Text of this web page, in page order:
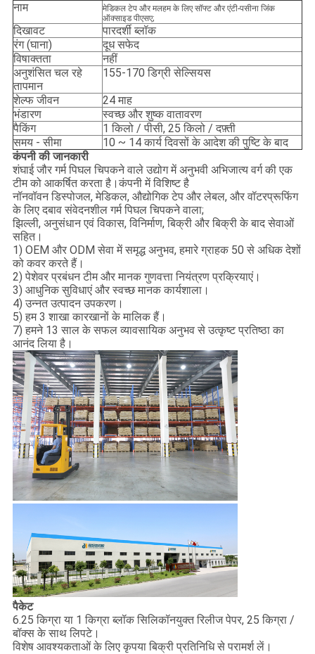
नाम
मेडिकल टेप और मलहम के लिए सॉफ्ट और एंटी-पसीना जिंक
ऑक्साइड पीएसए;
दिखावट
पारदर्शी ब्लॉक
रंग (घाना)
दूध सफेद
विषाक्तता
नहीं
अनुशंसित चल रहे
तापमान
155-170 डिग्री सेल्सियस
शेल्फ जीवन
24 माह
भंडारण
स्वच्छ और शुष्क वातावरण
पैकिंग
1 किलो / पीसी, 25 किलो / दफ़्ती
समय - सीमा
10 ~ 14 कार्य दिवसों के आदेश की पुष्टि के बाद
कंपनी की जानकारी
शंघाई जौर गर्म पिघल चिपकने वाले उद्योग में अनुभवी अभिजात्य वर्ग की एक
टीम को आकर्षित करता है।कंपनी में विशिष्ट है
नॉनवॉवन डिस्पोजल, मेडिकल, औद्योगिक टेप और लेबल, और वॉटरप्रूफिंग
के लिए दबाव संवेदनशील गर्म पिघल चिपकने वाला;
झिल्ली, अनुसंधान एवं विकास, विनिर्माण, बिक्री और बिक्री के बाद सेवाओं
सहित।
1) OEM और ODM सेवा में समृद्ध अनुभव, हमारे ग्राहक 50 से अधिक देशों
को कवर करते हैं।
2) पेशेवर प्रबंधन टीम और मानक गुणवत्ता नियंत्रण प्रक्रियाएं।
3) आधुनिक सुविधाएं और स्वच्छ मानक कार्यशाला।
4) उन्नत उत्पादन उपकरण।
5) हम 3 शाखा कारखानों के मालिक हैं।
7) हमने 13 साल के सफल व्यावसायिक अनुभव से उत्कृष्ट प्रतिष्ठा का
आनंद लिया है।
पैकेट
6.25 किग्रा या 1 किग्रा ब्लॉक सिलिकॉनयुक्त रिलीज पेपर, 25 किग्रा /
बॉक्स के साथ लिपटे।
विशेष आवश्यकताओं के लिए कृपया बिक्री प्रतिनिधि से परामर्श लें।